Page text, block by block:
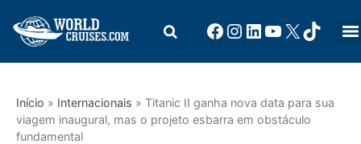
Início » Internacionais » Titanic II ganha nova data para sua
viagem inaugural, mas o projeto esbarra em obstáculo
fundamental